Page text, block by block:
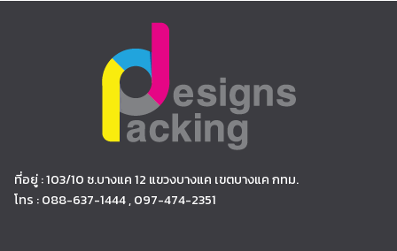
ที่อยู่ : 103/10 ซ.บางแค 12 แขวงบางแค เขตบางแค กทม.
โทร : 088-637-1444 , 097-474-2351